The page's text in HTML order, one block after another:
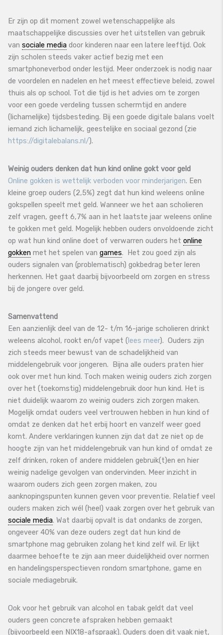
Er zijn op dit moment zowel wetenschappelijke als
maatschappelijke discussies over het uitstellen van gebruik
van sociale media door kinderen naar een latere leeftijd. Ook
zijn scholen steeds vaker actief bezig met een
smartphoneverbod onder lestijd. Meer onderzoek is nodig naar
de voordelen en nadelen en het meest effectieve beleid, zowel
thuis als op school. Tot die tijd is het advies om te zorgen
voor een goede verdeling tussen schermtijd en andere
(lichamelijke) tijdsbesteding. Bij een goede digitale balans voelt
iemand zich lichamelijk, geestelijke en sociaal gezond (zie
https://digitalebalans.nl/).
Weinig ouders denken dat hun kind online gokt voor geld
Online gokken is wettelijk verboden voor minderjarigen. Een
kleine groep ouders (2,5%) zegt dat hun kind weleens online
gokspellen speelt met geld. Wanneer we het aan scholieren
zelf vragen, geeft 6,7% aan in het laatste jaar weleens online
te gokken met geld. Mogelijk hebben ouders onvoldoende zicht
op wat hun kind online doet of verwarren ouders het online
gokken met het spelen van games. Het zou goed zijn als
ouders signalen van (problematisch) gokbedrag beter leren
herkennen. Het gaat daarbij bijvoorbeeld om zorgen en stress
bij de jongere over geld.
Samenvattend
Een aanzienlijk deel van de 12- t/m 16-jarige scholieren drinkt
weleens alcohol, rookt en/of vapet (lees meer). Ouders zijn
zich steeds meer bewust van de schadelijkheid van
middelengebruik voor jongeren. Bijna alle ouders praten hier
ook over met hun kind. Toch maken weinig ouders zich zorgen
over het (toekomstig) middelengebruik door hun kind. Het is
niet duidelijk waarom zo weinig ouders zich zorgen maken.
Mogelijk omdat ouders veel vertrouwen hebben in hun kind of
omdat ze denken dat het erbij hoort en vanzelf weer goed
komt. Andere verklaringen kunnen zijn dat dat ze niet op de
hoogte zijn van het middelengebruik van hun kind of omdat ze
zelf drinken, roken of andere middelen gebruik(t)en en hier
weinig nadelige gevolgen van ondervinden. Meer inzicht in
waarom ouders zich geen zorgen maken, zou
aanknopingspunten kunnen geven voor preventie. Relatief veel
ouders maken zich wél (heel) vaak zorgen over het gebruik van
sociale media. Wat daarbij opvalt is dat ondanks de zorgen,
ongeveer 40% van deze ouders zegt dat hun kind de
smartphone mag gebruiken zolang het kind zelf wil. Er lijkt
daarmee behoefte te zijn aan meer duidelijkheid over normen
en handelingsperspectieven rondom smartphone, game en
sociale mediagebruik.
Ook voor het gebruik van alcohol en tabak geldt dat veel
ouders geen concrete afspraken hebben gemaakt
(bijvoorbeeld een NIX18-afspraak). Ouders doen dit vaak niet,